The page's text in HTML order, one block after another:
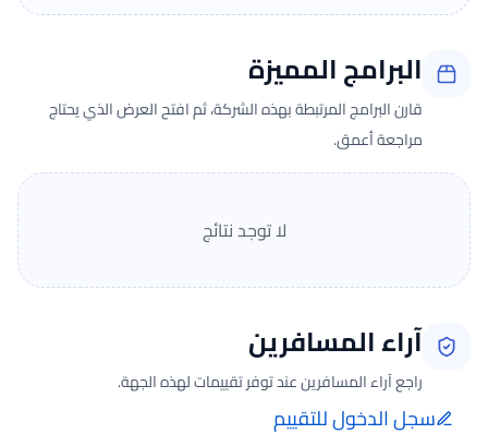
البرامج المميزة
قارن البرامج المرتبطة بهذه الشركة، ثم افتح العرض الذي يحتاج
مراجعة أعمق.
لا توجد نتائج
آراء المسافرين
راجع آراء المسافرين عند توفر تقييمات لهذه الجهة.
سجل الدخول للتقييم